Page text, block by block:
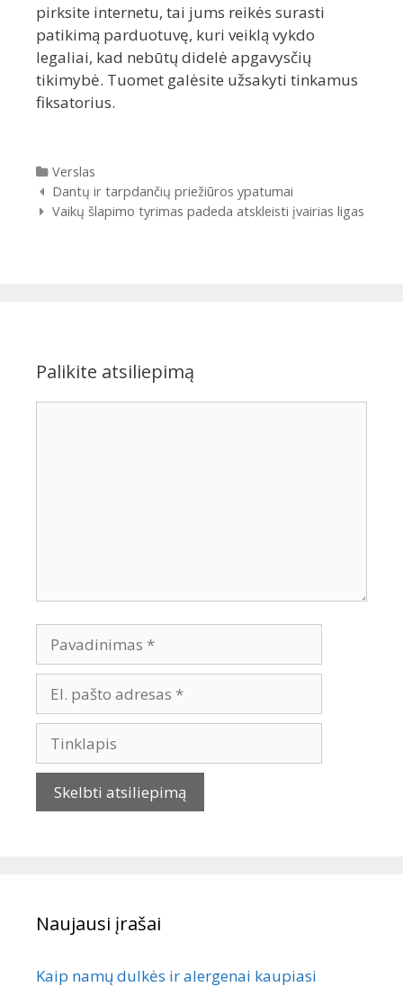
pirksite internetu, tai jums reikės surasti
patikimą parduotuvę, kuri veiklą vykdo
legaliai, kad nebūtų didelė apgavysčių
tikimybė. Tuomet galėsite užsakyti tinkamus
fiksatorius.
Kategorijos
Verslas
Įrašų
navigacija
Dantų ir tarpdančių priežiūros ypatumai
Vaikų šlapimo tyrimas padeda atskleisti įvairias ligas
Palikite atsiliepimą
Naujausi įrašai
Kaip namų dulkės ir alergenai kaupiasi